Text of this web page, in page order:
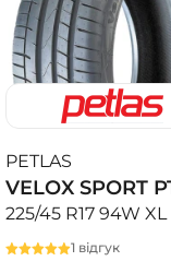
PETLAS
VELOX SPORT
225/45 R17 94W XL
1 відгук